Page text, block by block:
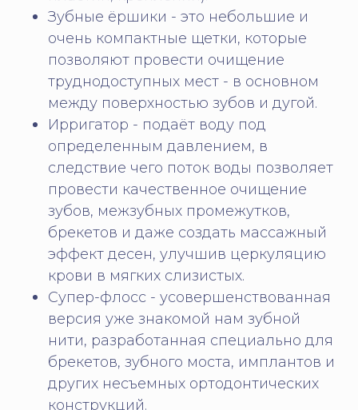
Зубные ёршики - это небольшие и
очень компактные щетки, которые
позволяют провести очищение
труднодоступных мест - в основном
между поверхностью зубов и дугой.
Ирригатор - подаёт воду под
определенным давлением, в
следствие чего поток воды позволяет
провести качественное очищение
зубов, межзубных промежутков,
брекетов и даже создать массажный
эффект десен, улучшив церкуляцию
крови в мягких слизистых.
Супер-флосс - усовершенствованная
версия уже знакомой нам зубной
нити, разработанная специально для
брекетов, зубного моста, имплантов и
других несъемных ортодонтических
конструкций.